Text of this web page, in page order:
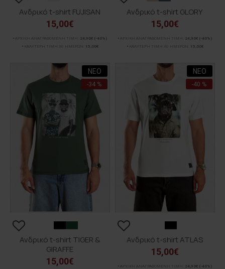
Ανδρικό t-shirt FUJISAN
15,00€
ΑΡΧΙΚΗ ΑΝΑΓΡΑΦΟΜΕΝΗ ΤΙΜΗ: 24,90€ (-40%)
ΚΑΛΥΤΕΡΗ ΤΙΜΗ 30 ΗΜΕΡΩΝ:
15,00€
Ανδρικό t-shirt GLORY
15,00€
ΑΡΧΙΚΗ ΑΝΑΓΡΑΦΟΜΕΝΗ ΤΙΜΗ: 24,90€ (-40%)
ΚΑΛΥΤΕΡΗ ΤΙΜΗ 30 ΗΜΕΡΩΝ:
15,00€
ΝΕΟ
-34 %
Ανδρικό t-shirt TIGER &
GIRAFFE
15,00€
ΝΕΟ
-40 %
Ανδρικό t-shirt ATLAS
15,00€
ΑΡΧΙΚΗ ΑΝΑΓΡΑΦΟΜΕΝΗ ΤΙΜΗ: 24,90€ (-40%)